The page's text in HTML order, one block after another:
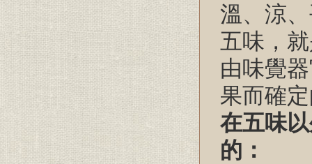
溫、涼
五味，
由味覺
果而確
在五味
的：